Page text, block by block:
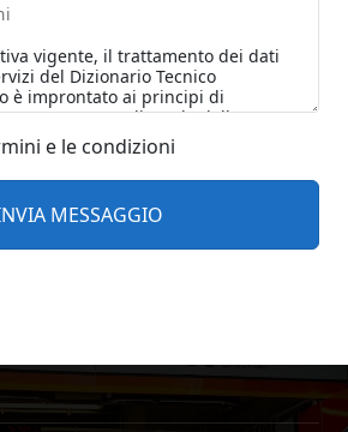
e le condizioni